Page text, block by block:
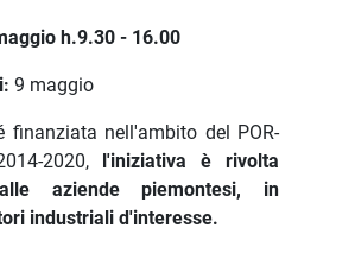
h.9.30 - 16.00
9 maggio
finanziata nell'ambito del POR-
2020,l'iniziativa è rivolta
aziende piemontesi, in
industriali d'interesse.